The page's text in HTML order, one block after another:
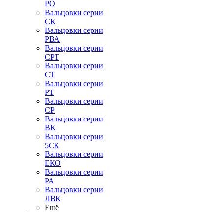
РО
Вальцовки серии
СК
Вальцовки серии
РВА
Вальцовки серии
СРТ
Вальцовки серии
СТ
Вальцовки серии
РТ
Вальцовки серии
СР
Вальцовки серии
ВК
Вальцовки серии
5СК
Вальцовки серии
ЕКО
Вальцовки серии
РА
Вальцовки серии
ЛВК
Ещё